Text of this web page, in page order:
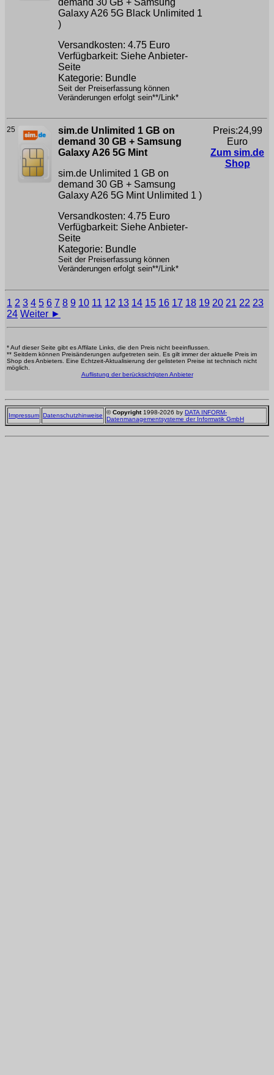
demand 30 GB + Samsung
Galaxy A26 5G Black Unlimited 1
)
Versandkosten: 4.75 Euro
Verfügbarkeit: Siehe Anbieter-
Seite
Kategorie: Bundle
Seit der Preiserfassung können
Veränderungen erfolgt sein**/Link*
25
sim.de Unlimited 1 GB on
demand 30 GB + Samsung
Galaxy A26 5G Mint
sim.de Unlimited 1 GB on
demand 30 GB + Samsung
Galaxy A26 5G Mint Unlimited 1 )
Versandkosten: 4.75 Euro
Verfügbarkeit: Siehe Anbieter-
Seite
Kategorie: Bundle
Seit der Preiserfassung können
Veränderungen erfolgt sein**/Link*
Preis:24,99
Euro
Zum sim.de
Shop
1 2 3 4 5 6 7 8 9 10 11 12 13 14 15 16 17 18 19 20 21 22 23
24 Weiter ►
* Auf dieser Seite gibt es Affilate Links, die den Preis nicht beeinflussen.
** Seitdem können Preisänderungen aufgetreten sein. Es gilt immer der aktuelle Preis im
Shop des Anbieters. Eine Echtzeit-Aktualisierung der gelisteten Preise ist technisch nicht
möglich.
Auflistung der berücksichtigten Anbieter
Impressum Datenschutzhinweise ©Copyright1998-2026 by DATA INFORM-
Datenmanagementsysteme der Informatik GmbH